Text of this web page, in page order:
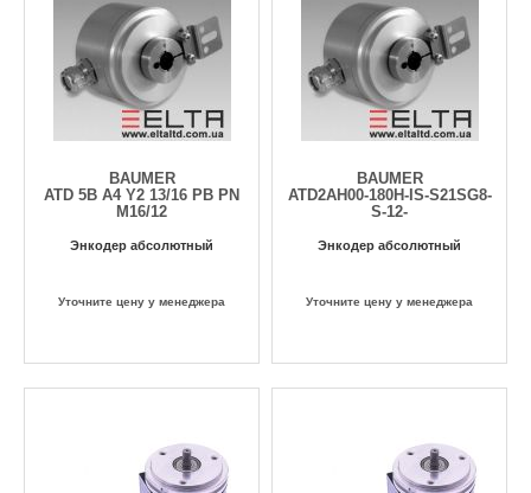
BAUMER
ATD 5B A4 Y2 13/16 PB PN
M16/12
Энкодер абсолютный
Уточните цену у менеджера
BAUMER
ATD2AH00-180H-IS-S21SG8-
S-12-
Энкодер абсолютный
Уточните цену у менеджера